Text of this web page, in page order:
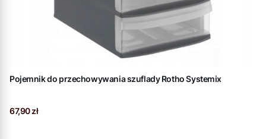
Pojemnik do przechowywania szuflady Rotho Systemix
Cena
67,90 zł